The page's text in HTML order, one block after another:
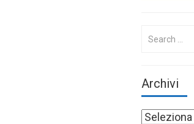
Archivi
Archivi